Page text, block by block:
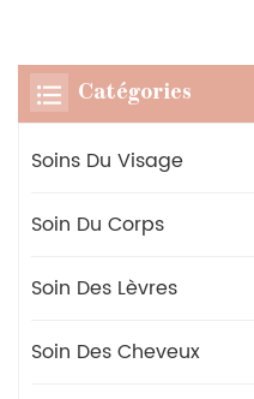
Catégories
Soins Du Visage
Soin Du Corps
Soin Des Lèvres
Soin Des Cheveux